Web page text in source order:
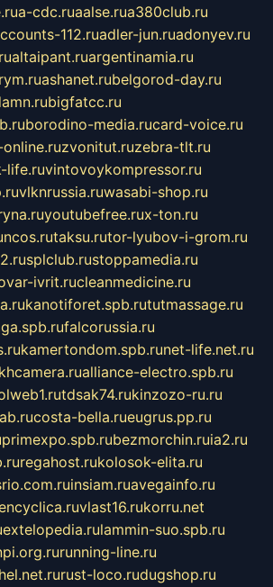
a-cdc.ruaalse.rua380club.ru
112.ruadler-jun.ruadonyev.ru
altaipant.ruargentinamia.ru
ashanet.rubelgorod-day.ru
bigfatcc.ru
borodino-media.rucard-voice.ru
zvonitut.ruzebra-tlt.ru
life.ruvintovoykompressor.ru
vlknrussia.ruwasabi-shop.ru
youtubefree.rux-ton.ru
taksu.rutor-lyubov-i-grom.ru
splclub.rustoppamedia.ru
ivrit.rucleanmedicine.ru
kanotiforet.spb.rututmassage.ru
falcorussia.ru
kamertondom.spb.runet-life.net.ru
alliance-electro.spb.ru
tdsak74.rukinzozo-ru.ru
costa-bella.rueugrus.pp.ru
primexpo.spb.rubezmorchin.ruia2.ru
regahost.rukolosok-elita.ru
insiam.ruavegainfo.ru
vlast16.rukorru.net
extelopedia.rulammin-suo.spb.ru
running-line.ru
rust-loco.rudugshop.ru